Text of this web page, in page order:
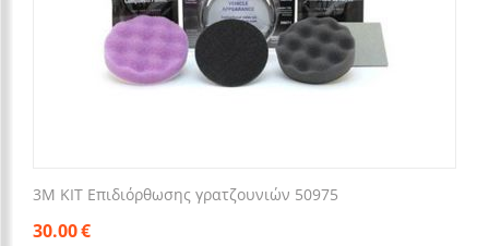
3M KIT Επιδιόρθωσης γρατζουνιών 50975
30.00€